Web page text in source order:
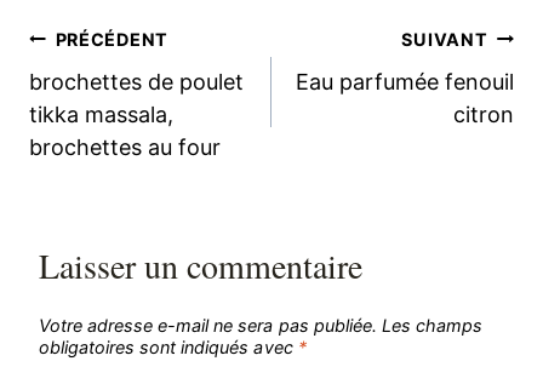
Navigation
de
l’article
PRÉCÉDENT
brochettes de poulet
tikka massala,
brochettes au four
SUIVANT
Eau parfumée fenouil
citron
Laisser un commentaire
Votre adresse e-mail ne sera pas publiée. Les champs
obligatoires sont indiqués avec *